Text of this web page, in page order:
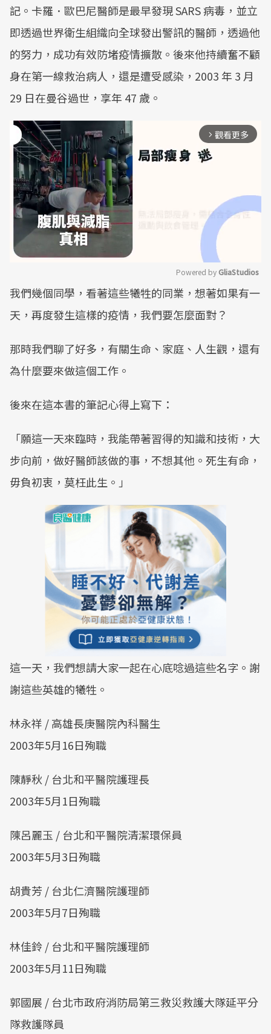
記。卡羅．歐巴尼醫師是最早發現 SARS 病毒，並立
即透過世界衛生組織向全球發出警訊的醫師，透過他
的努力，成功有效防堵疫情擴散。後來他持續奮不顧
身在第一線救治病人，還是遭受感染，2003 年 3 月
29 日在曼谷過世，享年 47 歲。
arrow_forward_ios 觀看更多
Mute
Powered by GliaStudios
我們幾個同學，看著這些犧牲的同業，想著如果有一
天，再度發生這樣的疫情，我們要怎麼面對？
那時我們聊了好多，有關生命、家庭、人生觀，還有
為什麼要來做這個工作。
後來在這本書的筆記心得上寫下：
「願這一天來臨時，我能帶著習得的知識和技術，大
步向前，做好醫師該做的事，不想其他。死生有命，
毋負初衷，莫枉此生。」
這一天，我們想請大家一起在心底唸過這些名字。謝
謝這些英雄的犧牲。
林永祥 / 高雄長庚醫院內科醫生
2003年5月16日殉職
陳靜秋 / 台北和平醫院護理長
2003年5月1日殉職
陳呂麗玉 / 台北和平醫院清潔環保員
2003年5月3日殉職
胡貴芳 / 台北仁濟醫院護理師
2003年5月7日殉職
林佳鈴 / 台北和平醫院護理師
2003年5月11日殉職
郭國展 / 台北市政府消防局第三救災救護大隊延平分
隊救護隊員